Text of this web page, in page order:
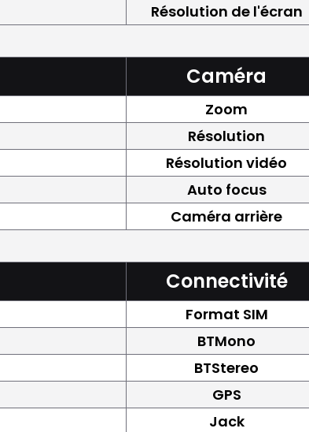
Résolution de l'écran
Caméra
Zoom
Résolution
Résolution vidéo
Auto focus
Caméra arrière
Connectivité
Format SIM
BTMono
BTStereo
GPS
Jack